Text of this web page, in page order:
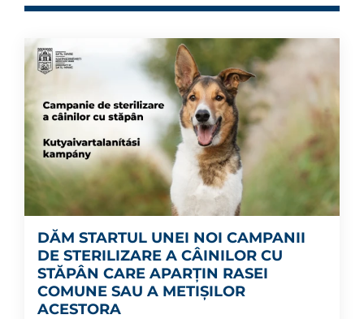
DĂM STARTUL UNEI NOI CAMPANII
DE STERILIZARE A CÂINILOR CU
STĂPÂN CARE APARȚIN RASEI
COMUNE SAU A METIȘILOR
ACESTORA